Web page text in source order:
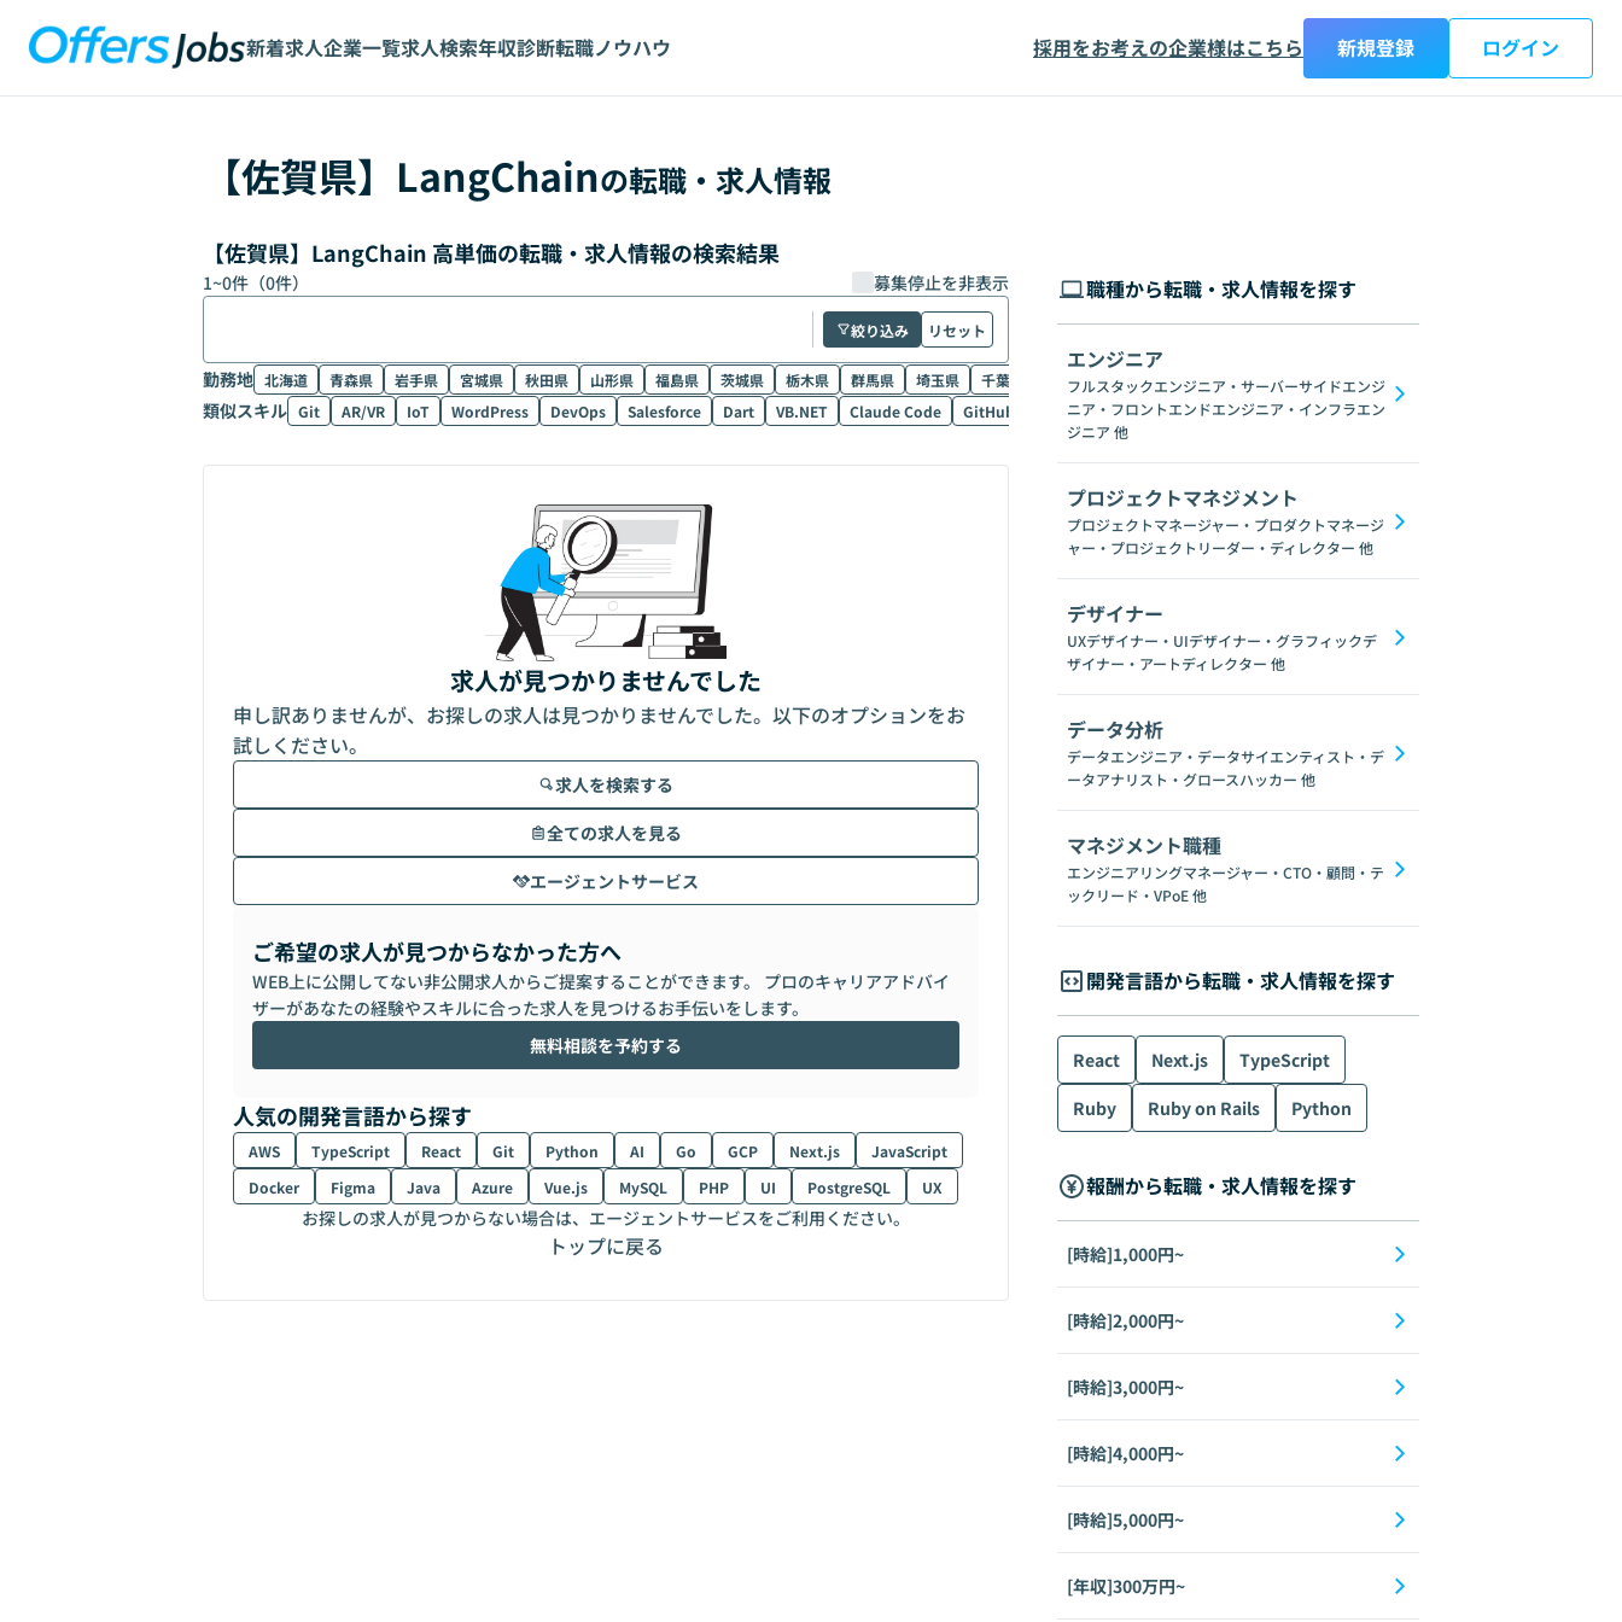
新着求人企業一覧求人検索年収診断転職ノウハウ 採用をお考えの企業様はこちら 新規登録 ログイン
【佐賀県】 LangChainの転職・求人情報
【佐賀県】LangChain 高単価の転職・求人情報の検索結果
1~0件（0件） 募集停止を非表示
絞り込み リセット
勤務地 北海道 青森県 岩手県 宮城県 秋田県 山形県 福島県 茨城県 栃木県 群馬県 埼玉県 千葉県 東京都 神奈川県 新潟県 富山県 石川県
類似スキル Git AR/VR IoT WordPress DevOps Salesforce Dart VB.NET Claude Code GitHub Copilot ブロックチェーン ChatGPT Gemini
求人が見つかりませんでした
申し訳ありませんが、お探しの求人は見つかりませんでした。以下のオプションをお
試しください。
求人を検索する
全ての求人を見る
エージェントサービス
ご希望の求人が見つからなかった方へ
WEB上に公開してない非公開求人からご提案することができます。 プロのキャリアアドバイ
ザーがあなたの経験やスキルに合った求人を見つけるお手伝いをします。
無料相談を予約する
人気の開発言語から探す
AWS TypeScript React Git Python AI Go GCP Next.js
JavaScript
Docker
Figma Java Azure Vue.js MySQL PHP UI PostgreSQL UX
お探しの求人が見つからない場合は、エージェントサービスをご利用ください。
トップに戻る
職種から転職・求人情報を探す
エンジニア
フルスタックエンジニア・サーバーサイドエンジ
ニア・フロントエンドエンジニア・インフラエン
ジニア 他
プロジェクトマネジメント
プロジェクトマネージャー・プロダクトマネージ
ャー・プロジェクトリーダー・ディレクター 他
デザイナー
UXデザイナー・UIデザイナー・グラフィックデ
ザイナー・アートディレクター 他
データ分析
データエンジニア・データサイエンティスト・デ
ータアナリスト・グロースハッカー 他
マネジメント職種
エンジニアリングマネージャー・CTO・顧問・テ
ックリード・VPoE他
開発言語から転職・求人情報を探す
React Next.js
TypeScript
Ruby
Ruby on Rails Python
報酬から転職・求人情報を探す
[時給]1,000円~
[時給]2,000円~
[時給]3,000円~
[時給]4,000円~
[時給]5,000円~
[年収]300万円~